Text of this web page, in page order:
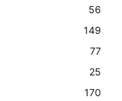
56
149
77
25
170